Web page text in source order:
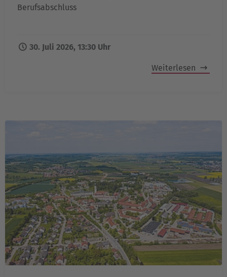
Berufsabschluss
30. Juli 2026, 13:30 Uhr
Weiterlesen